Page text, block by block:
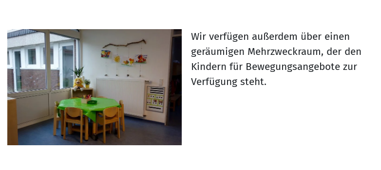
Wir verfügen außerdem über einen
geräumigen Mehrzweckraum, der den
Kindern für Bewegungsangebote zur
Verfügung steht.